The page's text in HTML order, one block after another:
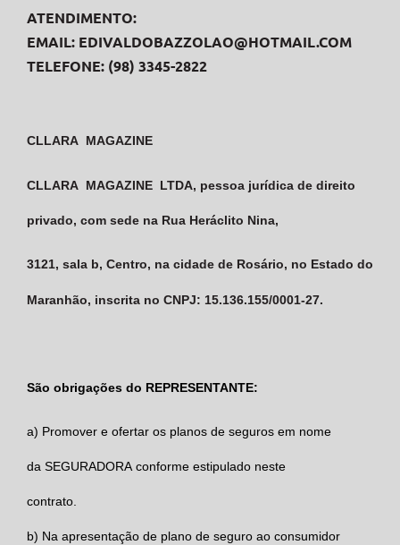
ATENDIMENTO:
EMAIL: EDIVALDOBAZZOLAO@HOTMAIL.COM
TELEFONE: (98) 3345-2822
CLLARA MAGAZINE
CLLARA MAGAZINE LTDA, pessoa jurídica de direito
privado, com sede na Rua Heráclito Nina,
3121, sala b, Centro, na cidade de Rosário, no Estado do
Maranhão, inscrita no CNPJ: 15.136.155/0001-27.
São obrigações do REPRESENTANTE:
a) Promover e ofertar os planos de seguros em nome
da SEGURADORA conforme estipulado neste
contrato.
b) Na apresentação de plano de seguro ao consumidor